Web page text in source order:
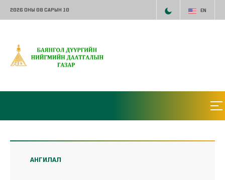
2026 ОНЫ 08 САРЫН 10 EN
АНГИЛАЛ